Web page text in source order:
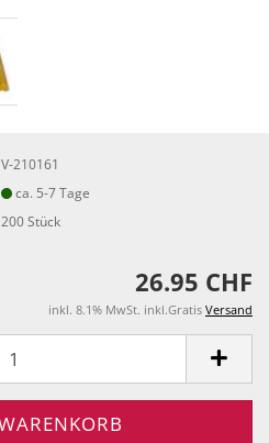
V-210161
ca. 5-7 Tage
200Stück
26.95 CHF
inkl. 8.1% MwSt. inkl.Gratis Versand